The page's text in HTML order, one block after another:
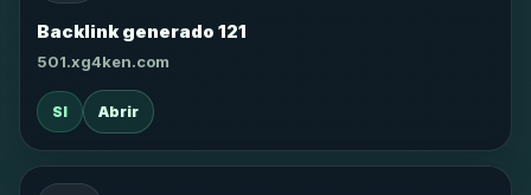
Backlink generado 121
501.xg4ken.com
SI Abrir